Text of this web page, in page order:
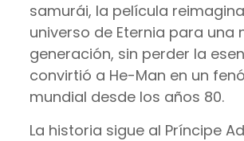
samurái, la película
universo de Eternia para una
generación, sin perder la
convirtió a He-Man en un
mundial desde los años 80.
La historia sigue al Príncipe